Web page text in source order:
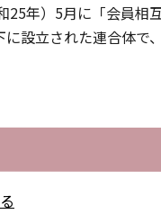
25年）5月に「会員相
設立された連合体で